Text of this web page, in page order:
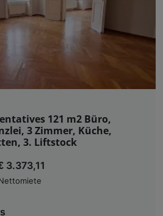
121 m2 Büro,
3 Zimmer, Küche,
3. Liftstock
3.373,11